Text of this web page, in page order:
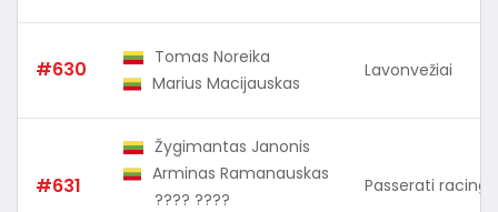
#630
Tomas Noreika
Marius Macijauskas
Lavonvežiai
#631
Žygimantas Janonis
Arminas Ramanauskas
???? ????
Passerati racing